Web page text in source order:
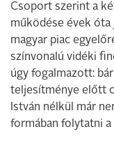
Csoport szerint a
működése évek óta
magyar piac
színvonalú vidéki
úgy fogalmazott:
teljesítménye előtt
István nélkül már
formában folytatni